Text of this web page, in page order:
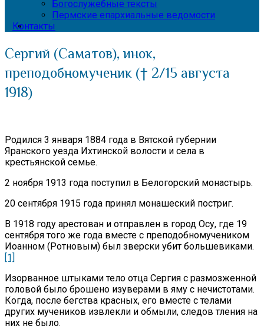
Богослужебные тексты
Пермские епархиальные ведомости
Контакты
Сергий (Саматов), инок,
преподобномученик († 2/15 августа
1918)
Родился 3 января 1884 года в Вятской губернии
Яранского уезда Ихтинской волости и села в
крестьянской семье.
2 ноября 1913 года поступил в Белогорский монастырь.
20 сентября 1915 года принял монашеский постриг.
В 1918 году арестован и отправлен в город Осу, где 19
сентября того же года вместе с преподобномучеником
Иоанном (Ротновым) был зверски убит большевиками.
[1]
Изорванное штыками тело отца Сергия с размозженной
головой было брошено изуверами в яму с нечистотами.
Когда, после бегства красных, его вместе с телами
других мучеников извлекли и обмыли, следов тления на
них не было.